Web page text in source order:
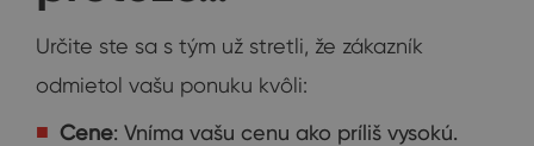
Určite ste sa s tým už stretli, že zákazník
odmietol vašu ponuku kvôli:
Cene: Vníma vašu cenu ako príliš vysokú.